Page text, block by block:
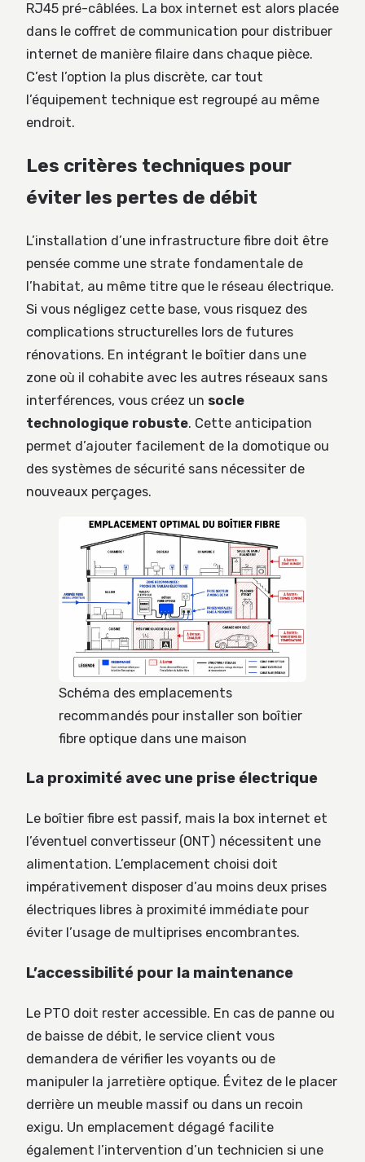
RJ45 pré-câblées. La box internet est alors placée
dans le coffret de communication pour distribuer
internet de manière filaire dans chaque pièce.
C’est l’option la plus discrète, car tout
l’équipement technique est regroupé au même
endroit.
Les critères techniques pour
éviter les pertes de débit
L’installation d’une infrastructure fibre doit être
pensée comme une strate fondamentale de
l’habitat, au même titre que le réseau électrique.
Si vous négligez cette base, vous risquez des
complications structurelles lors de futures
rénovations. En intégrant le boîtier dans une
zone où il cohabite avec les autres réseaux sans
interférences, vous créez un socle
technologique robuste. Cette anticipation
permet d’ajouter facilement de la domotique ou
des systèmes de sécurité sans nécessiter de
nouveaux perçages.
Schéma des emplacements
recommandés pour installer son boîtier
fibre optique dans une maison
La proximité avec une prise électrique
Le boîtier fibre est passif, mais la box internet et
l’éventuel convertisseur (ONT) nécessitent une
alimentation. L’emplacement choisi doit
impérativement disposer d’au moins deux prises
électriques libres à proximité immédiate pour
éviter l’usage de multiprises encombrantes.
L’accessibilité pour la maintenance
Le PTO doit rester accessible. En cas de panne ou
de baisse de débit, le service client vous
demandera de vérifier les voyants ou de
manipuler la jarretière optique. Évitez de le placer
derrière un meuble massif ou dans un recoin
exigu. Un emplacement dégagé facilite
également l’intervention d’un technicien si une